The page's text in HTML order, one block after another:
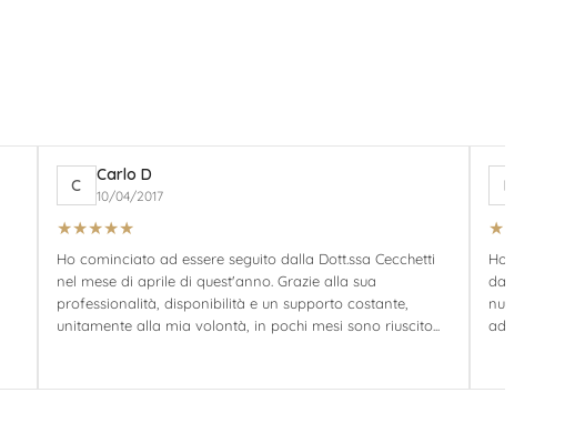
C
Carlo D
10/04/2017
★★★★★
Ho cominciato ad essere seguito dalla Dott.ssa Cecchetti
nel mese di aprile di quest'anno. Grazie alla sua
professionalità, disponibilità e un supporto costante,
unitamente alla mia volontà, in pochi mesi sono riuscito...
E
★
Ho fatto un
davvero
nutrizionale
ad utilizzare